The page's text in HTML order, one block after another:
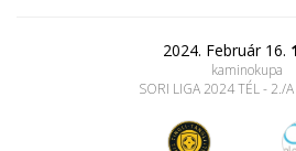
2024. Február 16.
kaminokupa
SORI LIGA 2024 TÉL - 2./